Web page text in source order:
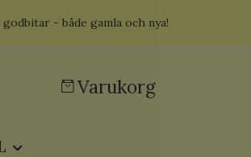
godbitar - både gamla och nya!
Varukorg